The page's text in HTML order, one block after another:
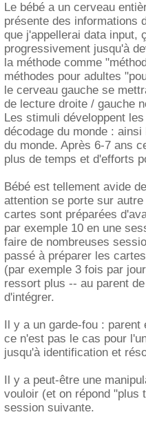
Le bébé a un cerveau
présente des informations
que j'appellerai data input,
progressivement jusqu'à
la méthode comme
méthodes pour adultes
le cerveau gauche se
de lecture droite / gauche
Les stimuli développent
décodage du monde :
du monde. Après 6-7 ans
plus de temps et d'efforts
Bébé est tellement avide
attention se porte sur
cartes sont préparées
par exemple 10 en une
faire de nombreuses
passé à préparer les
(par exemple 3 fois par
ressort plus -- au parent
d'intégrer.
Il y a un garde-fou :
ce n'est pas le cas pour
jusqu'à identification et
Il y a peut-être une
vouloir (et on répond "plus
session suivante.